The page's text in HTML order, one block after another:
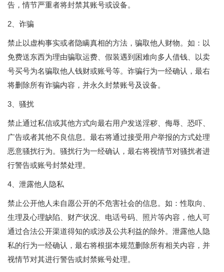
告，情节严重者将封禁其账号或设备。
2、诈骗
禁止以虚构事实或者隐瞒真相的方法，骗取他人财物。如：以
免费送东西为理由骗取运费、假装遇到困难向多人借钱、以卖
号买号为名骗取他人钱财或账号等。诈骗行为一经确认，最右
将删除所有诈骗内容，并永久封禁账号及设备。
3、骚扰
禁止通过私信或其他方式向最右用户发送淫秽、侮辱、恐吓、
广告或者其他不良信息。最右将通过接受用户举报的方式处理
恶意骚扰行为。骚扰行为一经确认，最右将视情节对骚扰者进
行警告或账号封禁处理。
4、泄露他人隐私
禁止公开他人未自愿公开的不危害社会的信息。如：性取向、
生理及心理缺陷、财产状况、电话号码、照片等内容，他人可
通过合法公开渠道得知的或涉及公共利益的除外。泄露他人隐
私的行为一经确认，最右将根据本规范删除所有相关内容，并
视情节对其进行警告或封禁账号处理。